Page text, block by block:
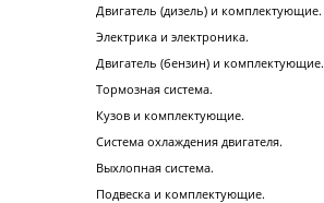
Двигатель (дизель) и комплектующие.
Электрика и электроника.
Двигатель (бензин) и комплектующие.
Тормозная система.
Кузов и комплектующие.
Система охлаждения двигателя.
Выхлопная система.
Подвеска и комплектующие.